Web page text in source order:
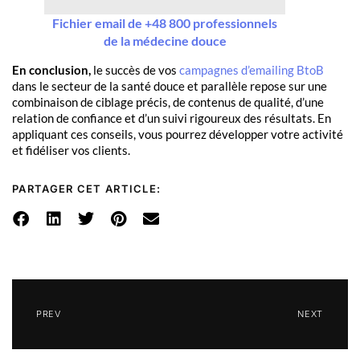
Fichier email de +48 800 professionnels
de la médecine douce
En conclusion, le succès de vos campagnes d’emailing BtoB
dans le secteur de la santé douce et parallèle repose sur une
combinaison de ciblage précis, de contenus de qualité, d’une
relation de confiance et d’un suivi rigoureux des résultats. En
appliquant ces conseils, vous pourrez développer votre activité
et fidéliser vos clients.
PARTAGER CET ARTICLE:
PREV NEXT